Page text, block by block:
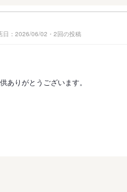
日：2026/06/02・2回の投稿
ありがとうございます。